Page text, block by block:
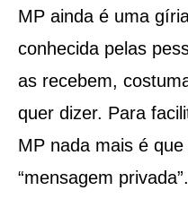
MP ainda é uma
conhecida pelas
as recebem,
quer dizer. Para
MP nada mais é
“mensagem privada”.